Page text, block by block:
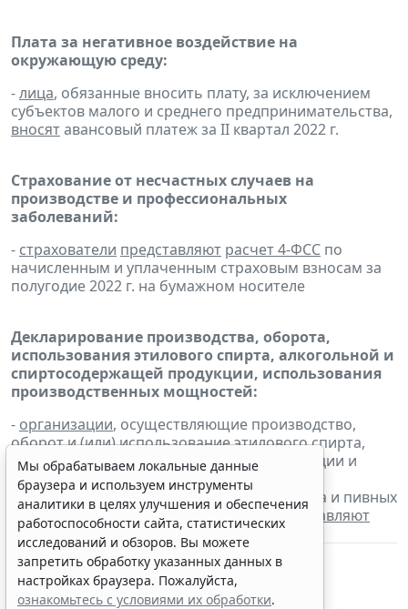
Плата за негативное воздействие на
окружающую среду:
-лица, обязанные вносить плату, за исключением
субъектов малого и среднего предпринимательства,
вносятавансовый платеж за II квартал 2022 г.
Страхование от несчастных случаев на
производстве и профессиональных
заболеваний:
- страхователи представляют расчет 4-ФСС по
начисленным и уплаченным страховым взносам за
полугодие 2022 г. на бумажном носителе
Декларирование производства, оборота,
использования этилового спирта, алкогольной и
спиртосодержащей продукции, использования
производственных мощностей:
- организации, осуществляющие производство,
оборот и (или) использование этилового спирта,
алкогольной и спиртосодержащей продукции и
индивидуальные предприниматели,
осуществляющие розничную продажу пива и пивных
напитков, сидра, пуаре и медовухи, представляют
декларации за II квартал 2022 г.
Мы обрабатываем локальные данные
браузера и используем инструменты
аналитики в целях улучшения и обеспечения
работоспособности сайта, статистических
исследований и обзоров. Вы можете
запретить обработку указанных данных в
настройках браузера. Пожалуйста,
ознакомьтесь с условиями их обработки.